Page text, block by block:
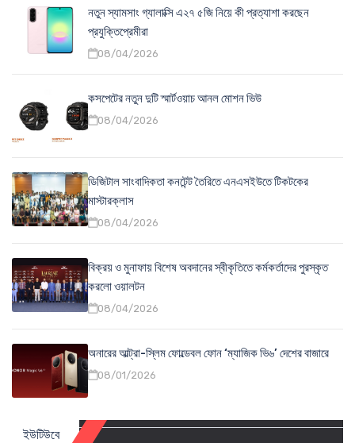
নতুন স্যামসাং গ্যালাক্সি এ২৭ ৫জি নিয়ে কী প্রত্যাশা করছেন
প্রযুক্তিপ্রেমীরা
08/04/2026
কসপেটের নতুন দুটি স্মার্টওয়াচ আনল মোশন ভিউ
08/04/2026
ডিজিটাল সাংবাদিকতা কনটেন্ট তৈরিতে এনএসইউতে টিকটকের
মাস্টারক্লাস
08/04/2026
বিক্রয় ও মুনাফায় বিশেষ অবদানের স্বীকৃতিতে কর্মকর্তাদের পুরস্কৃত
করলো ওয়ালটন
08/04/2026
অনারের আল্ট্রা-স্লিম ফোল্ডেবল ফোন ‘ম্যাজিক ভি৬’ দেশের বাজারে
08/01/2026
ইউটিউবে